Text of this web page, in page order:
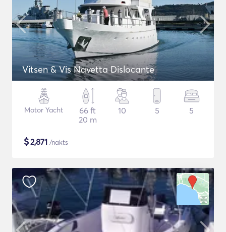
Vitsen & Vis Navetta Dislocante
Motor Yacht
66 ft
20 m
10 5 5
$2,871 /nakts